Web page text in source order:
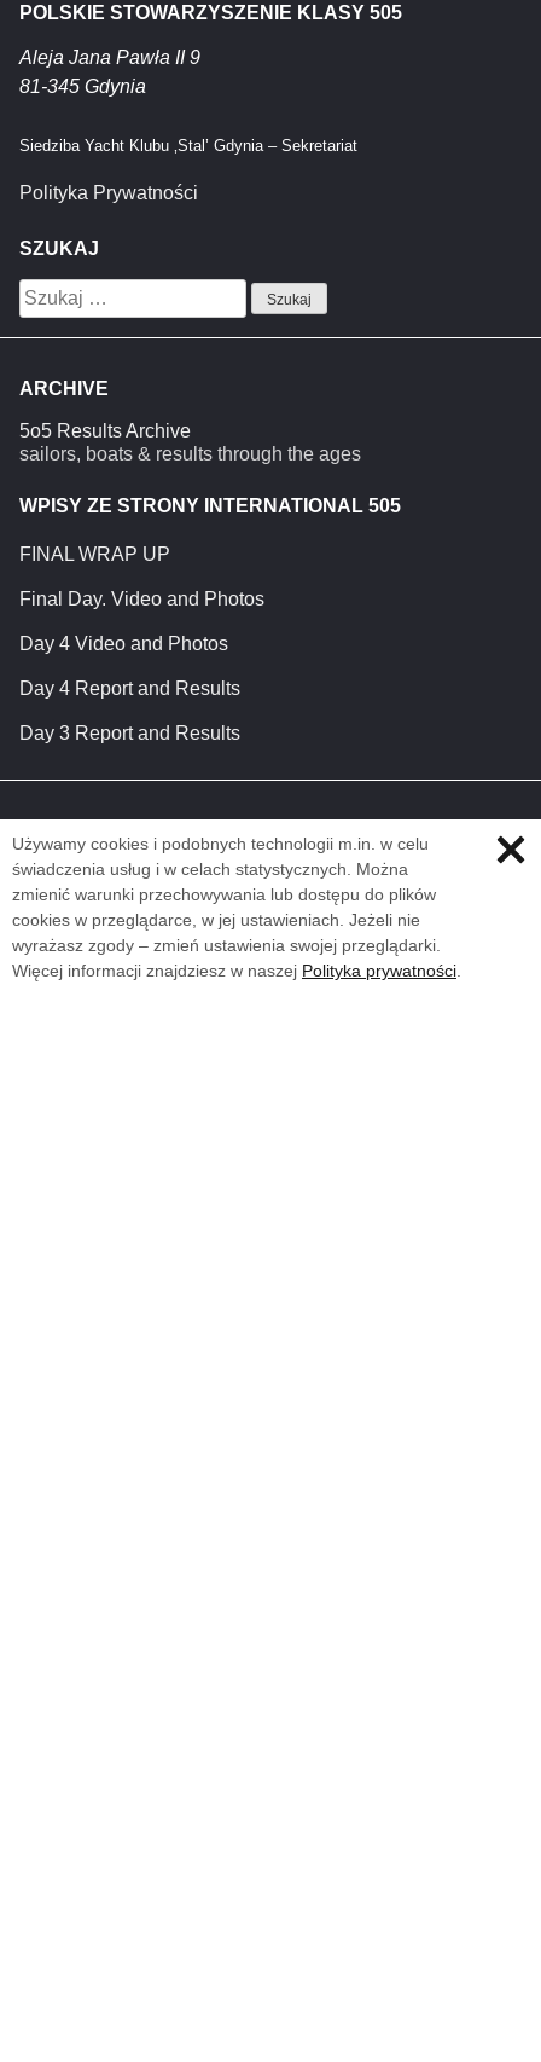
POLSKIE STOWARZYSZENIE KLASY 505
Aleja Jana Pawła II 9
81-345 Gdynia
Siedziba Yacht Klubu ‚Stal’ Gdynia – Sekretariat
Polityka Prywatności
SZUKAJ
Szukaj:
ARCHIVE
5o5 Results Archive
sailors, boats & results through the ages
WPISY ZE STRONY INTERNATIONAL 505
FINAL WRAP UP
Final Day. Video and Photos
Day 4 Video and Photos
Day 4 Report and Results
Day 3 Report and Results
Używamy cookies i podobnych technologii m.in. w celu
świadczenia usług i w celach statystycznych. Można
zmienić warunki przechowywania lub dostępu do plików
cookies w przeglądarce, w jej ustawieniach. Jeżeli nie
wyrażasz zgody – zmień ustawienia swojej przeglądarki.
Więcej informacji znajdziesz w naszej Polityka prywatności